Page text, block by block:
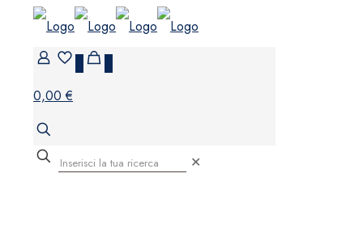
0,00 €
✕